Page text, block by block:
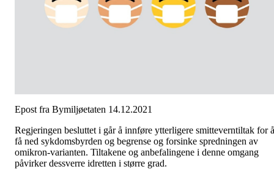
Epost fra Bymiljøetaten 14.12.2021
Regjeringen besluttet i går å innføre ytterligere smitteverntiltak for å
få ned sykdomsbyrden og begrense og forsinke spredningen av
omikron-varianten. Tiltakene og anbefalingene i denne omgang
påvirker dessverre idretten i større grad.